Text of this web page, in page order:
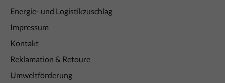
Energie- und Logistikzuschlag
Impressum
Kontakt
Reklamation & Retoure
Umweltförderung